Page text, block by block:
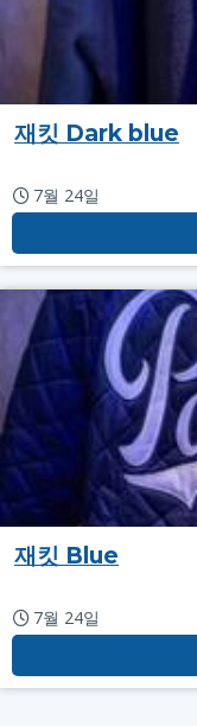
재킷 Dark blue
7월 24일
재킷 Blue
7월 24일